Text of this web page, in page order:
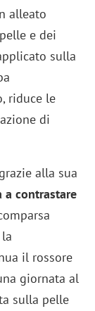
alleato
e dei
sulla
riduce le
di
alla sua
a contrastare
il rossore
giornata al
sulla pelle